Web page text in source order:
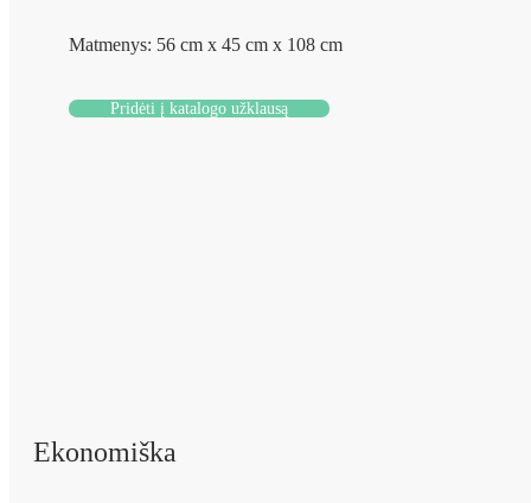
Matmenys: 56 cm x 45 cm x 108 cm
Pridėti į katalogo užklausą
Ekonomiška